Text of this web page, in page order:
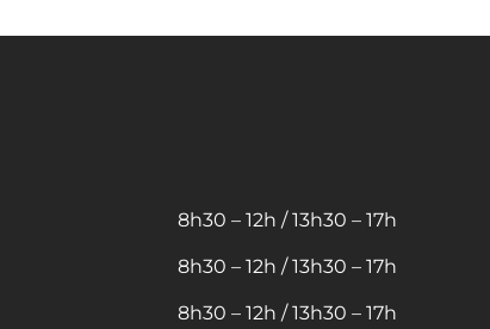
8h30 – 12h / 13h30 – 17h
8h30 – 12h / 13h30 – 17h
8h30 – 12h / 13h30 – 17h